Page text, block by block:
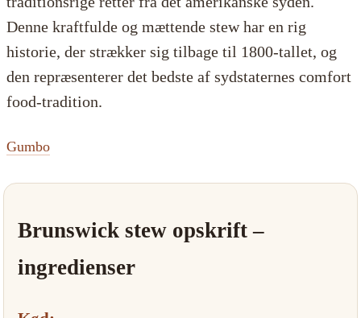
Denne kraftfulde og mættende stew har en rig
historie, der strækker sig tilbage til 1800-tallet, og
den repræsenterer det bedste af sydstaternes comfort
food-tradition.
Gumbo
Brunswick stew opskrift –
ingredienser